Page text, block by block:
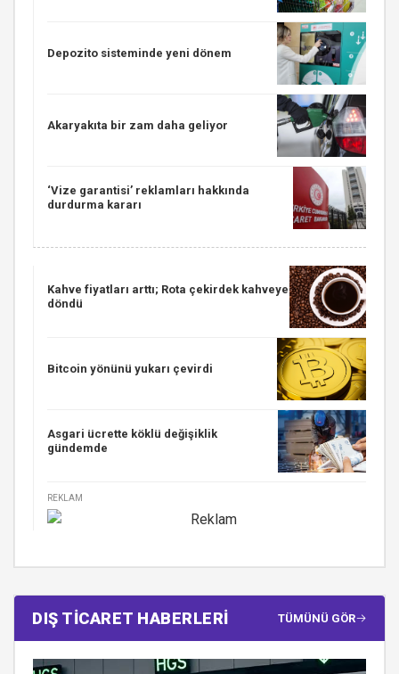
Depozito sisteminde yeni dönem
Akaryakıta bir zam daha geliyor
‘Vize garantisi’ reklamları hakkında
durdurma kararı
Kahve fiyatları arttı; Rota çekirdek kahveye
döndü
Bitcoin yönünü yukarı çevirdi
Asgari ücrette köklü değişiklik
gündemde
REKLAM
DIŞ TİCARET HABERLERİ TÜMÜNÜ GÖR